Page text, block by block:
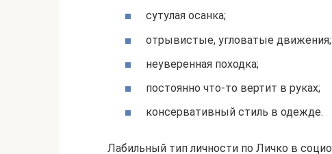
сутулая осанка;
отрывистые, угловатые движения;
неуверенная походка;
постоянно что-то вертит в руках;
консервативный стиль в одежде.
Лабильный тип личности по Личко в